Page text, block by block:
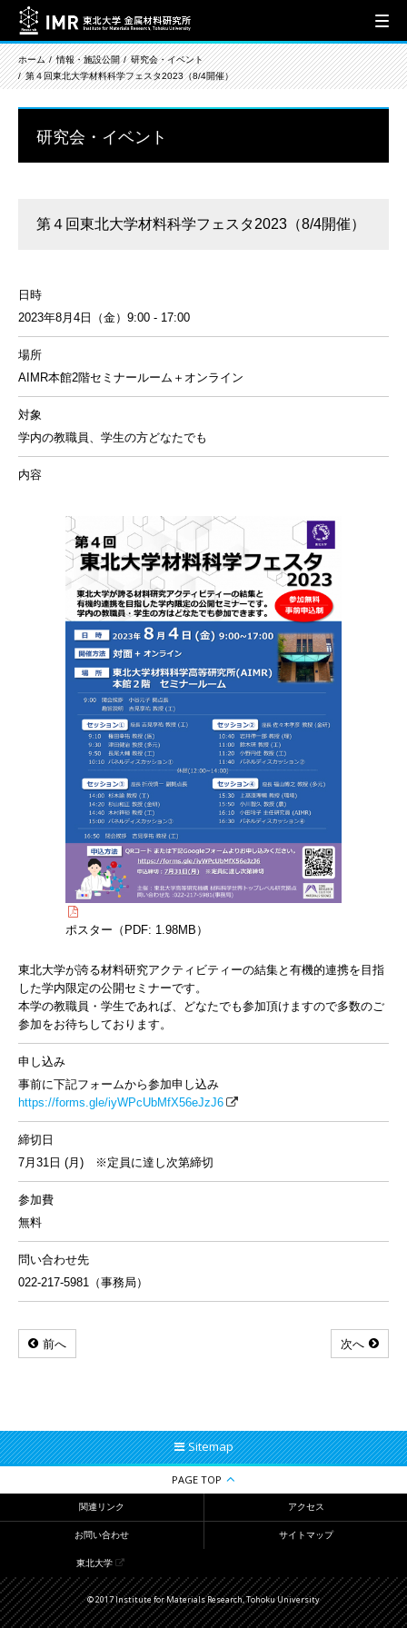
ホーム 情報・施設公開
研究会・イベント
第４回東北大学材料科学フェスタ2023（8/4開催）
研究会・イベント
第４回東北大学材料科学フェスタ2023（8/4開催）
日時
2023年8月4日（金）9:00 - 17:00
場所
AIMR本館2階セミナールーム＋オンライン
対象
学内の教職員、学生の方どなたでも
内容
ポスター（PDF: 1.98MB）
東北⼤学が誇る材料研究アクティビティーの結集と有機的連携を⽬指
した学内限定の公開セミナーです。
本学の教職員・学生であれば、どなたでも参加頂けますので多数のご
参加をお待ちしております。
申し込み
事前に下記フォームから参加申し込み
https://forms.gle/iyWPcUbMfX56eJzJ6
締切日
7⽉31⽇ (⽉) ※定員に達し次第締切
参加費
無料
問い合わせ先
022-217-5981（事務局）
前へ 次へ
Sitemap
PAGE TOP
関連リンク アクセス
お問い合わせ サイトマップ
東北大学
© 2017 Institute for Materials Research, Tohoku University